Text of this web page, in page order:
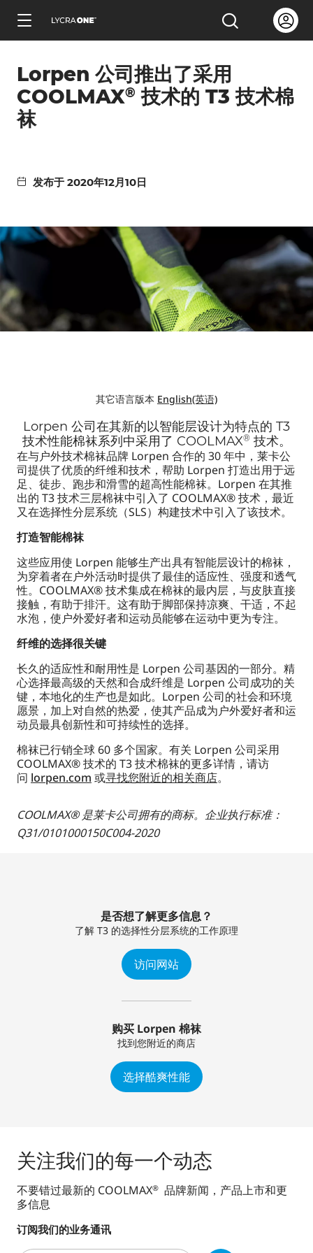
简体中文
了解有关吊牌的所有信息
了解有关商标许可的所有信息
打开搜索
Open
Lorpen 公司推出了采用
COOLMAX® 技术的 T3 技术棉
袜
发布于 2020年12月10日
其它语言版本 English(英语)
Lorpen 公司在其新的以智能层设计为特点的 T3
技术性能棉袜系列中采用了 COOLMAX® 技术。
在与户外技术棉袜品牌 Lorpen 合作的 30 年中，莱卡公
司提供了优质的纤维和技术，帮助 Lorpen 打造出用于远
足、徒步、跑步和滑雪的超高性能棉袜。Lorpen 在其推
出的 T3 技术三层棉袜中引入了 COOLMAX® 技术，最近
又在选择性分层系统（SLS）构建技术中引入了该技术。
打造智能棉袜
这些应用使 Lorpen 能够生产出具有智能层设计的棉袜，
为穿着者在户外活动时提供了最佳的适应性、强度和透气
性。COOLMAX® 技术集成在棉袜的最内层，与皮肤直接
接触，有助于排汗。这有助于脚部保持凉爽、干适，不起
水泡，使户外爱好者和运动员能够在运动中更为专注。
纤维的选择很关键
长久的适应性和耐用性是 Lorpen 公司基因的一部分。精
心选择最高级的天然和合成纤维是 Lorpen 公司成功的关
键，本地化的生产也是如此。Lorpen 公司的社会和环境
愿景，加上对自然的热爱，使其产品成为户外爱好者和运
动员最具创新性和可持续性的选择。
棉袜已行销全球 60 多个国家。有关 Lorpen 公司采用
COOLMAX® 技术的 T3 技术棉袜的更多详情，请访
问 lorpen.com 或寻找您附近的相关商店。
COOLMAX® 是莱卡公司拥有的商标。企业执行标准：
Q31/0101000150C004-2020
是否想了解更多信息？
了解 T3 的选择性分层系统的工作原理
访问网站
购买 Lorpen 棉袜
找到您附近的商店
选择酷爽性能
关注我们的每一个动态
不要错过最新的 COOLMAX® 品牌新闻，产品上市和更
多信息
订阅我们的业务通讯